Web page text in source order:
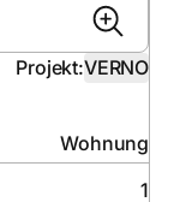
Projekt:VERNO
Wohnung
1